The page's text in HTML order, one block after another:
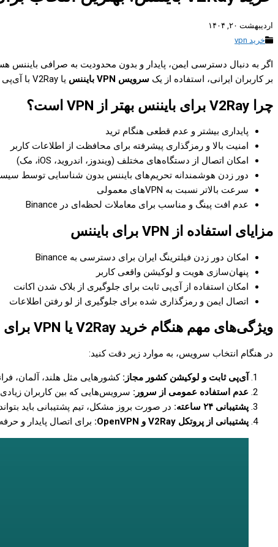
اردیبهشت ۲۰, ۱۴۰۴
خرید vpn
اگر به دنبال دسترسی ایمن، پایدار و بدون محدودیت به صرافی بایننس
بر کاربران ایرانی، استفاده از یک سرویس VPN بایننس یا V2Ray با آی‌پی ثابت و لوکیشن مناسب از اهمیت زیادی برخوردار است.
چرا V2Ray برای بایننس بهتر از VPN است؟
پایداری بیشتر و عدم قطعی هنگام ترید
امنیت بالا و رمزگذاری پیشرفته برای محافظت از اطلاعات کاربر
امکان اتصال از دستگاه‌های مختلف (ویندوز، اندروید، iOS، مک)
دور زدن هوشمندانه تحریم‌های بایننس بدون شناسایی توسط
سرعت بالاتر نسبت به VPNهای معمولی
عدم افت پینگ و مناسب برای معاملات لحظه‌ای در Binance
مزایای استفاده از VPN برای بایننس
امکان دور زدن فیلترینگ ایران برای دسترسی به Binance
پنهان‌سازی هویت و لوکیشن واقعی کاربر
امکان استفاده از آی‌پی ثابت برای جلوگیری از بلاک شدن اکانت
اتصال ایمن و رمزگذاری شده برای جلوگیری از لو رفتن اطلاعات
ویژگی‌های مهم هنگام خرید V2Ray یا VPN برای بایننس
در هنگام انتخاب سرویس، به موارد زیر دقت کنید:
آی‌پی ثابت و لوکیشن کشور مجاز: کشورهایی مثل هلند، آلمان،
عدم استفاده عمومی از سرور: سرویس‌هایی که بین کاربران
پشتیبانی ۲۴ ساعته:
در صورت بروز مشکل، تیم پشتیبانی باید
پشتیبانی از پروتکل V2Ray و OpenVPN:
برای اتصال پایدار و